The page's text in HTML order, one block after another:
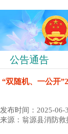
公告通告
“双随机、一公开
发布时间：2025-06-
来源：翁源县消防救